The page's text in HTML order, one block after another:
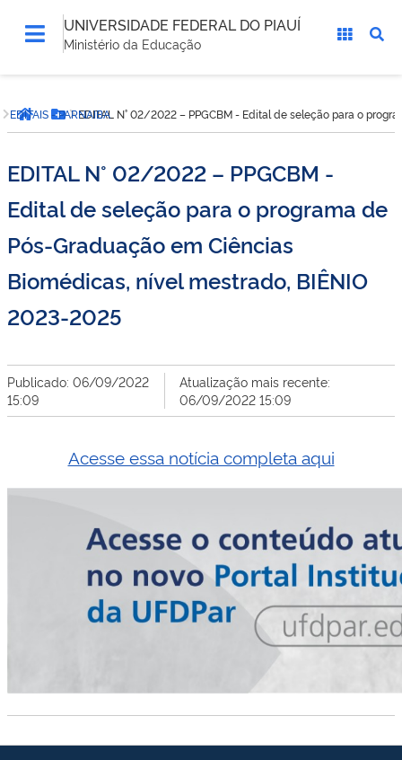
UNIVERSIDADE FEDERAL DO PIAUÍ
Ministério da Educação
está
aqui:Página inicial
Botão Menu
EDITAIS - PARNAIBAEDITAL N° 02/2022 – PPGCBM - Edital de seleção para o
EDITAL N° 02/2022 – PPGCBM -
Edital de seleção para o programa de
Pós-Graduação em Ciências
Biomédicas, nível mestrado, BIÊNIO
2023-2025
Publicado: 06/09/2022
15:09
Atualização mais recente:
06/09/2022 15:09
Acesse essa notícia completa aqui